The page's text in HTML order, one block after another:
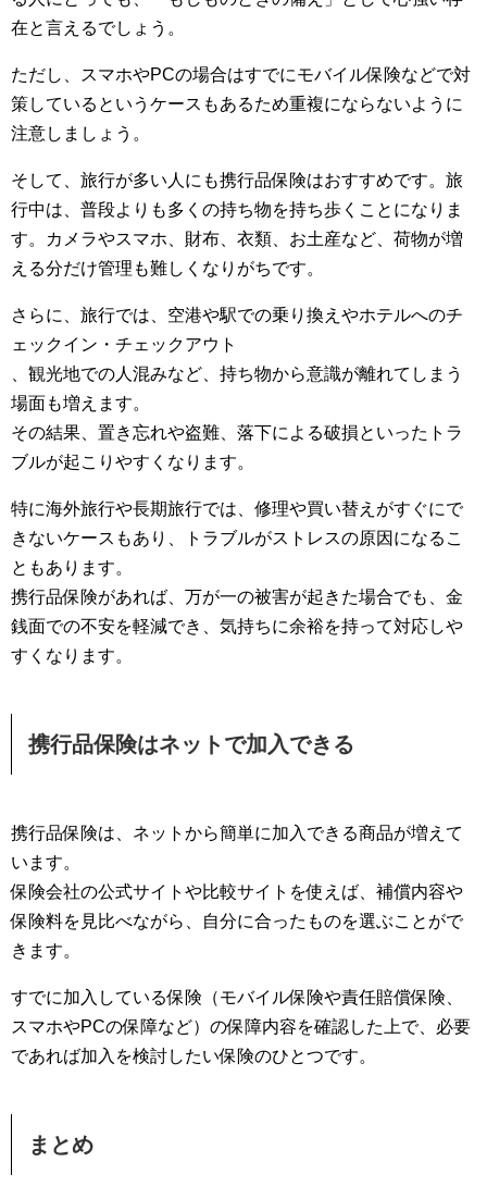
在と言えるでしょう。
ただし、スマホやPCの場合はすでにモバイル保険などで対
策しているというケースもあるため重複にならないように
注意しましょう。
そして、旅行が多い人にも携行品保険はおすすめです。旅
行中は、普段よりも多くの持ち物を持ち歩くことになりま
す。カメラやスマホ、財布、衣類、お土産など、荷物が増
える分だけ管理も難しくなりがちです。
さらに、旅行では、空港や駅での乗り換えやホテルへのチ
ェックイン・チェックアウト
、観光地での人混みなど、持ち物から意識が離れてしまう
場面も増えます。
その結果、置き忘れや盗難、落下による破損といったトラ
ブルが起こりやすくなります。
特に海外旅行や長期旅行では、修理や買い替えがすぐにで
きないケースもあり、トラブルがストレスの原因になるこ
ともあります。
携行品保険があれば、万が一の被害が起きた場合でも、金
銭面での不安を軽減でき、気持ちに余裕を持って対応しや
すくなります。
携行品保険はネットで加入できる
携行品保険は、ネットから簡単に加入できる商品が増えて
います。
保険会社の公式サイトや比較サイトを使えば、補償内容や
保険料を見比べながら、自分に合ったものを選ぶことがで
きます。
すでに加入している保険（モバイル保険や責任賠償保険、
スマホやPCの保障など）の保障内容を確認した上で、必要
であれば加入を検討したい保険のひとつです。
まとめ